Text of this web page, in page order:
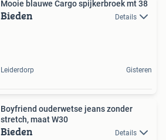
Mooie blauwe Cargo spijkerbroek mt 38
Bieden Details
Leiderdorp Gisteren
Boyfriend ouderwetse jeans zonder
stretch, maat W30
Bieden Details